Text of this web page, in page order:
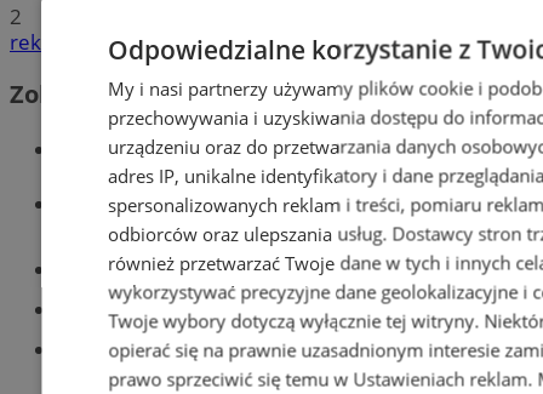
2
reklama
Zobacz również
Wiadomości kryminalne w Tychach
Wiadomości lokalne
Części samochodowe do -70%!
Tworzenie stron www - Tychy
Znajdź pracę - codziennie nowe
ogłoszenia
Odpowiedzialne korzystanie z
My i nasi partnerzy używamy plików cookie i
przechowywania i uzyskiwania dostępu do
urządzeniu oraz do przetwarzania danych
adres IP, unikalne identyfikatory i dane
spersonalizowanych reklam i treści, pomiaru
odbiorców oraz ulepszania usług. Dostawcy stron
również przetwarzać Twoje dane w tych i innych
wykorzystywać precyzyjne dane geolokalizacyjne i
Twoje wybory dotyczą wyłącznie tej witryny.
opierać się na prawnie uzasadnionym interesie
prawo sprzeciwić się temu w Ustawieniach reklam.